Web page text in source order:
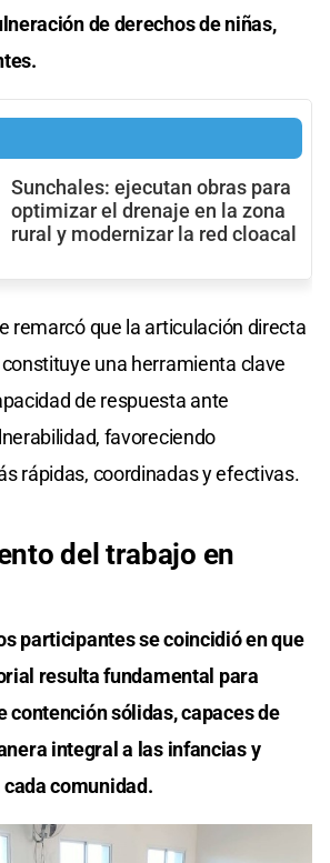
de derechos de niñas,
Sunchales: ejecutan obras para
optimizar el drenaje en la zona
rural y modernizar la red cloacal
remarcó que la articulación directa
una herramienta clave
de respuesta ante
favoreciendo
rápidas, coordinadas y efectivas.
del trabajo en
participantes se coincidió en que
resulta fundamental para
contención sólidas, capaces de
integral a las infancias y
comunidad.